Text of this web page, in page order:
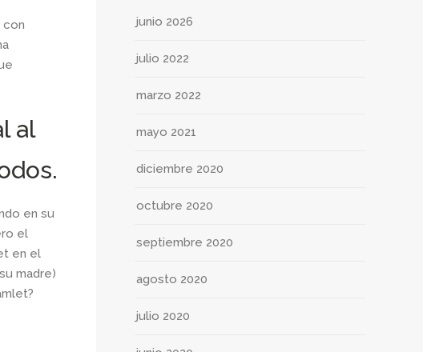
con
al
en su
el
en el
madre)
junio 2026
julio 2022
marzo 2022
mayo 2021
diciembre 2020
octubre 2020
septiembre 2020
agosto 2020
julio 2020